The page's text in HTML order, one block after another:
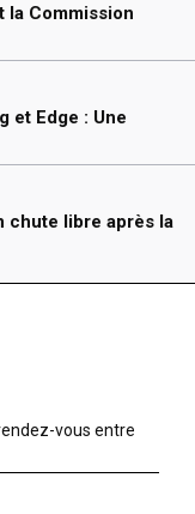
la Commission
et Edge : Une
chute libre après la
vous entre